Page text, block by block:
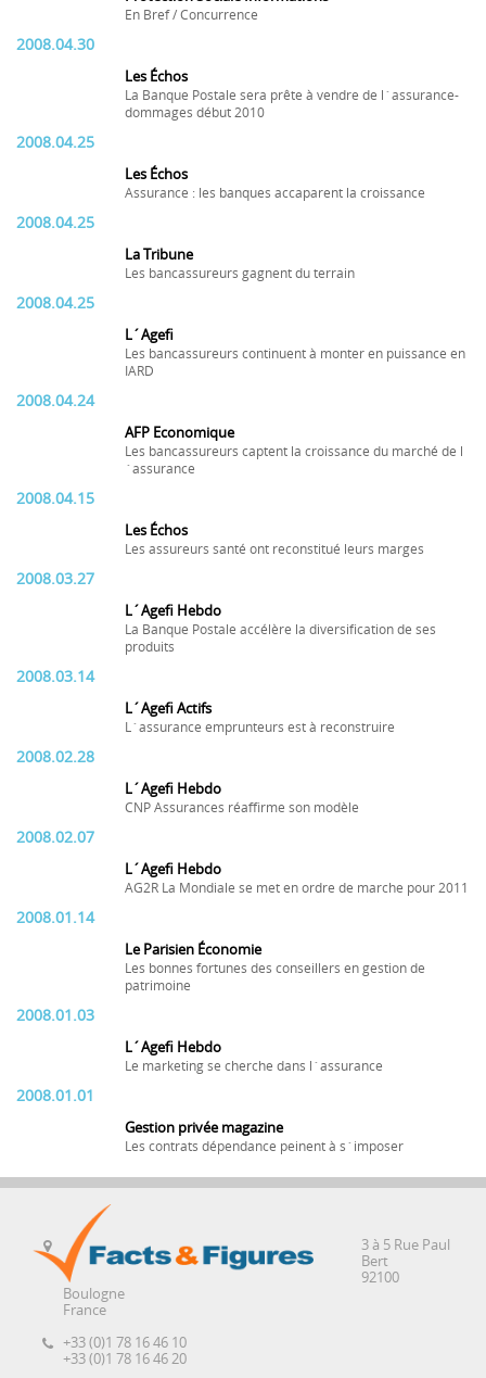
En Bref / Concurrence
2008.04.30
Les Échos
La Banque Postale sera prête à vendre de l´assurance-
dommages début 2010
2008.04.25
Les Échos
Assurance : les banques accaparent la croissance
2008.04.25
La Tribune
Les bancassureurs gagnent du terrain
2008.04.25
L´Agefi
Les bancassureurs continuent à monter en puissance en
IARD
2008.04.24
AFP Economique
Les bancassureurs captent la croissance du marché de l
´assurance
2008.04.15
Les Échos
Les assureurs santé ont reconstitué leurs marges
2008.03.27
L´Agefi Hebdo
La Banque Postale accélère la diversification de ses
produits
2008.03.14
L´Agefi Actifs
L´assurance emprunteurs est à reconstruire
2008.02.28
L´Agefi Hebdo
CNP Assurances réaffirme son modèle
2008.02.07
L´Agefi Hebdo
AG2R La Mondiale se met en ordre de marche pour 2011
2008.01.14
Le Parisien Économie
Les bonnes fortunes des conseillers en gestion de
patrimoine
2008.01.03
L´Agefi Hebdo
Le marketing se cherche dans l´assurance
2008.01.01
Gestion privée magazine
Les contrats dépendance peinent à s´imposer
3 à 5 Rue Paul
Bert
92100
Boulogne
France
+33 (0)1 78 16 46 10
+33 (0)1 78 16 46 20